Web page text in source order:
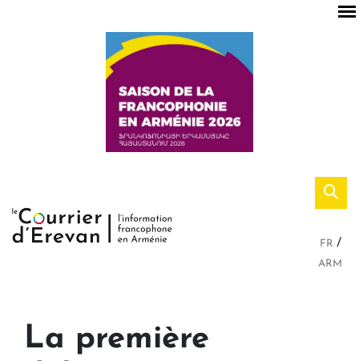
FR
ARM
La première